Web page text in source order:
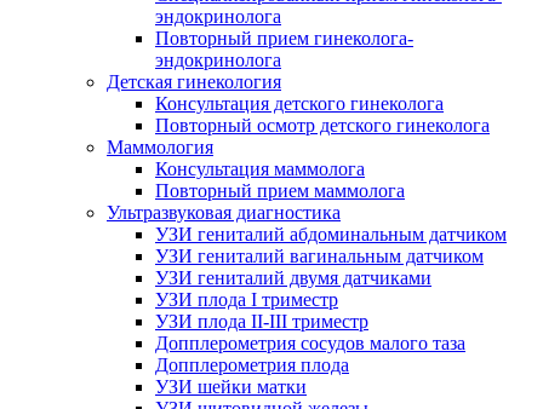
эндокринолога
Повторный прием гинеколога-
эндокринолога
Детская гинекология
Консультация детского гинеколога
Повторный осмотр детского гинеколога
Маммология
Консультация маммолога
Повторный прием маммолога
Ультразвуковая диагностика
УЗИ гениталий абдоминальным датчиком
УЗИ гениталий вагинальным датчиком
УЗИ гениталий двумя датчиками
УЗИ плода I триместр
УЗИ плода II-III триместр
Допплерометрия сосудов малого таза
Допплерометрия плода
УЗИ шейки матки